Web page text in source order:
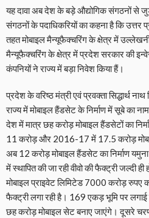
यह दावा अब देश के बड़े औद्योगिक संगठनों से
संगठनों के पदाधिकरियों का कहना है कि उत्तर
तहत मोबाइल मैन्यूफैक्चरिंग के क्षेत्र में
मैन्यूफैक्चरिंग के क्षेत्र में प्रदेश सरकार की
कंपनियों ने राज्य में बड़ा निवेश किया हैं।
प्रदेश के वरिष्ठ मंत्री एवं प्रवक्ता सिद्धार्थ
राज्य में मोबाइल हैंडसेट के निर्माण में सूबे का
देश में मात्र छह करोड़ मोबाइल हैंडसेटों का
11 करोड़ और 2016-17 में 17.5 करोड़
अब 12 करोड़ मोबाइल हैंडसेट का निर्माण
में स्थापित की जा रही वीवो की फैक्ट्री जल्दी
मोबाइल प्राइवेट लिमिटेड 7000 करोड़ रुपए
फैक्ट्री लगा रही है। 169 एकड़ भूमि पर
छह करोड़ मोबाइल सेट बनाए जाएंगे। दूसरे